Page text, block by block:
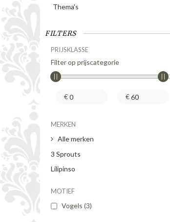
Thema's
FILTERS
PRIJSKLASSE
Filter op prijscategorie
€ €
MERKEN
Alle merken
3 Sprouts
Lilipinso
MOTIEF
Vogels (3)